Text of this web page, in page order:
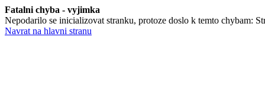
Fatalni chyba - vyjimka
Nepodarilo se inicializovat stranku, protoze doslo k temto chybam:
Navrat na hlavni stranu